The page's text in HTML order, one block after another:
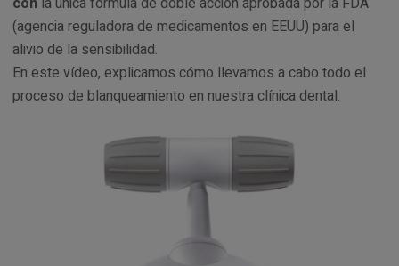
(agencia reguladora de medicamentos en EEUU) para el
alivio de la sensibilidad.
En este vídeo, explicamos cómo llevamos a cabo todo el
proceso de blanqueamiento en nuestra clínica dental.